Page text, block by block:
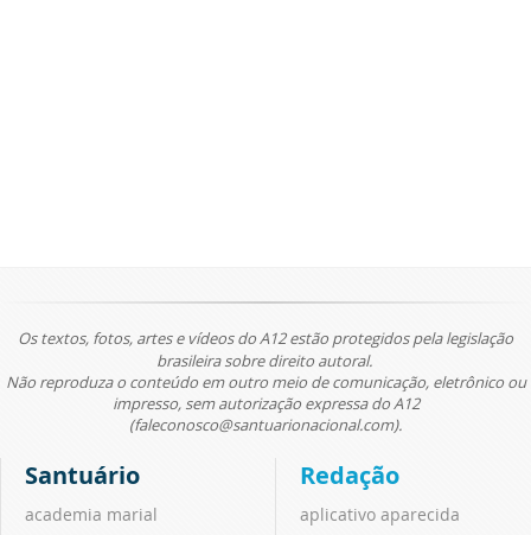
Os textos, fotos, artes e vídeos do A12 estão protegidos pela legislação
brasileira sobre direito autoral.
Não reproduza o conteúdo em outro meio de comunicação, eletrônico ou
impresso, sem autorização expressa do A12
(faleconosco@santuarionacional.com).
Santuário
academia marial
Redação
aplicativo aparecida